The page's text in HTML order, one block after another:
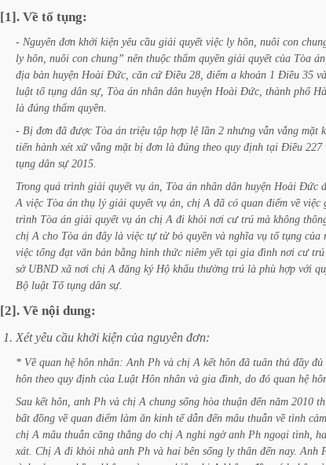
[1]. Về tố tụng:
- Nguyên đơn khởi kiện yêu cầu giải quyết việc ly hôn, nuôi con
ly hôn, nuôi con chung” nên thuộc thẩm quyền giải quyết của Tòa
địa bàn huyện Hoài Đức, căn cứ Điều 28, điểm a khoản 1 Điều 35 và
luật tố tụng dân sự, Tòa án nhân dân huyện Hoài Đức, thành phố Hà
là đúng thẩm quyền.
- Bị đơn đã được Tòa án triệu tập hợp lệ lần 2 nhưng vẫn vắng mặt
tiến hành xét xử vắng mặt bị đơn là đúng theo quy định tại Điều 227
tụng dân sự 2015.
Trong quá trình giải quyết vụ án, Tòa án nhân dân huyện Hoài Đức
A việc Tòa án thụ lý giải quyết vụ án, chị A đã có quan điểm về việc
trình Tòa án giải quyết vụ án chị A đi khỏi nơi cư trú mà không
chị A cho Tòa án đây là việc tự từ bỏ quyền và nghĩa vụ tố tụng của
việc tống đạt văn bản bằng hình thức niêm yết tại gia đình nơi cư trú
sở UBND xã nơi chị A đăng ký Hộ khẩu thường trú là phù hợp với
Bộ luật Tố tụng dân sự.
[2]. Về nội dung:
1. Xét yêu cầu khởi kiện của nguyên đơn:
* Về quan hệ hôn nhân: Anh Ph và chị A kết hôn đã tuân thủ đầy đủ
hôn theo quy định của Luật Hôn nhân và gia đình, do đó quan hệ
Sau kết hôn, anh Ph và chị A chung sống hòa thuận đến năm 2010
bất đồng về quan điểm làm ăn kinh tế dẫn đến mâu thuẫn về tình cảm.
chị A mâu thuẫn căng thẳng do chị A nghi ngờ anh Ph ngoại tình,
xát. Chị A đi khỏi nhà anh Ph và hai bên sống ly thân đến nay. Anh